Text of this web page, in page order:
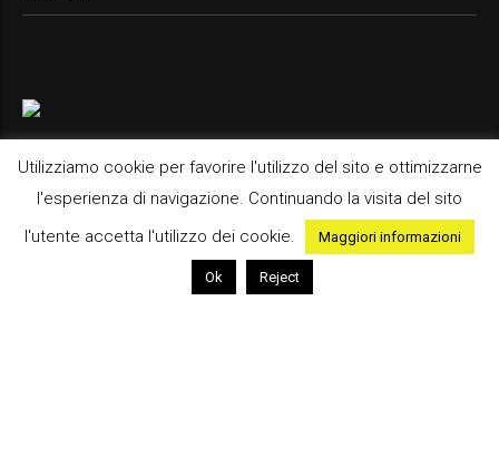
Pop Up Media srl, 2021 © All Rights Reserved
Advertising Cookie Policy
Utilizziamo cookie per favorire l'utilizzo del sito e ottimizzarne
l'esperienza di navigazione. Continuando la visita del sito
l'utente accetta l'utilizzo dei cookie.
Maggiori informazioni
Ok Reject